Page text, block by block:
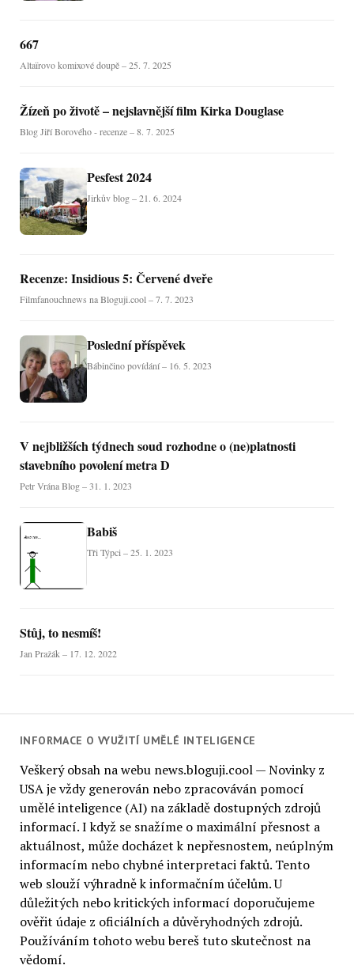
667
Altaïrovo komixové doupě – 25. 7. 2025
Žízeň po životě – nejslavnější film Kirka Douglase
Blog Jiří Borového - recenze – 8. 7. 2025
Pesfest 2024
Jirkův blog – 21. 6. 2024
Recenze: Insidious 5: Červené dveře
Filmfanouchnews na Bloguji.cool – 7. 7. 2023
Poslední příspěvek
Bábinčino povídání – 16. 5. 2023
V nejbližších týdnech soud rozhodne o (ne)platnosti
stavebního povolení metra D
Petr Vrána Blog – 31. 1. 2023
Babiš
Tři Týpci – 25. 1. 2023
Stůj, to nesmíš!
Jan Pražák – 17. 12. 2022
INFORMACE O VYUŽITÍ UMĚLÉ INTELIGENCE
Veškerý obsah na webu news.bloguji.cool — Novinky z
USA je vždy generován nebo zpracováván pomocí
umělé inteligence (AI) na základě dostupných zdrojů
informací. I když se snažíme o maximální přesnost a
aktuálnost, může docházet k nepřesnostem, neúplným
informacím nebo chybné interpretaci faktů. Tento
web slouží výhradně k informačním účelům. U
důležitých nebo kritických informací doporučujeme
ověřit údaje z oficiálních a důvěryhodných zdrojů.
Používáním tohoto webu bereš tuto skutečnost na
vědomí.